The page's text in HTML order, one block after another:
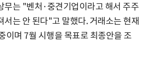
무는 "벤처·중견기업이라고 해서 주주
서는 안 된다"고 말했다. 거래소는 현재
이며 7월 시행을 목표로 최종안을 조